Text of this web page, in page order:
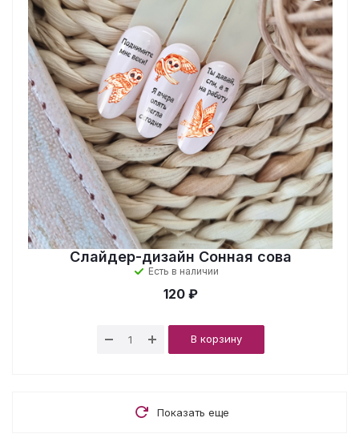
Слайдер-дизайн Сонная сова
Есть в наличии
120 ₽
В корзину
Показать еще